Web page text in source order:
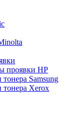
проявки HP
Samsung
тонера Xerox